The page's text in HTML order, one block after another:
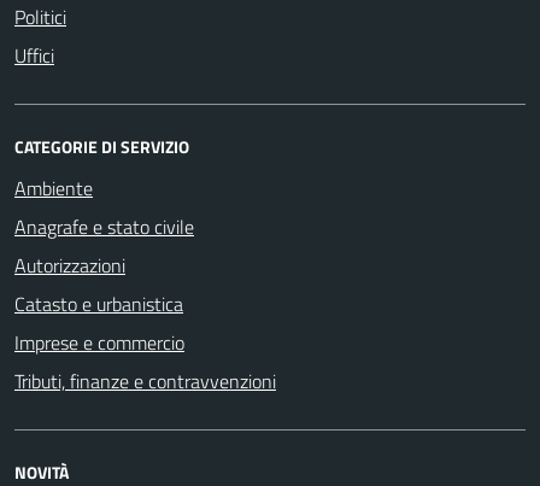
Politici
Uffici
CATEGORIE DI SERVIZIO
Ambiente
Anagrafe e stato civile
Autorizzazioni
Catasto e urbanistica
Imprese e commercio
Tributi, finanze e contravvenzioni
NOVITÀ